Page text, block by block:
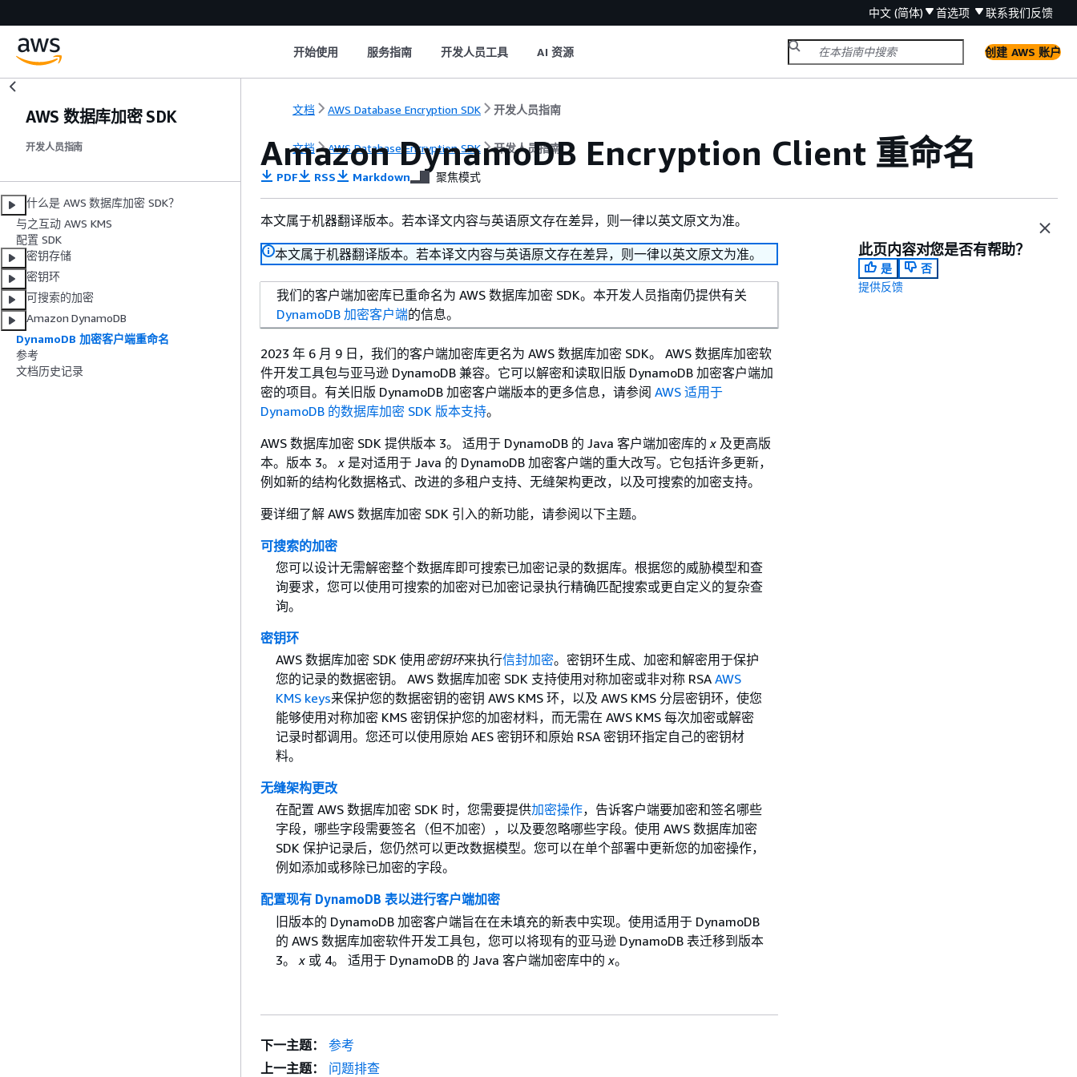
中文 (简体) 首选项 联系我们反馈
开始使用 服务指南 开发人员工具 AI 资源 创建 AWS 账户
AWS 数据库加密 SDK
开发人员指南
什么是 AWS 数据库加密 SDK？
与之互动 AWS KMS
配置 SDK
密钥存储
密钥环
可搜索的加密
Amazon DynamoDB
DynamoDB 加密客户端重命名
参考
文档历史记录
文档 AWS Database Encryption SDK 开发人员指南
文档 AWS Database Encryption SDK 开发人员指南
Amazon DynamoDB Encryption Client 重命名
PDF RSS Markdown 聚焦模式
本文属于机器翻译版本。若本译文内容与英语原文存在差异，则一律以英文原文为准。
本文属于机器翻译版本。若本译文内容与英语原文存在差异，则一律以英文原文为准。
我们的客户端加密库已重命名为 AWS 数据库加密 SDK。本开发人员指南仍提供有关
DynamoDB 加密客户端的信息。
2023 年 6 月 9 日，我们的客户端加密库更名为 AWS 数据库加密 SDK。 AWS 数据库加密软
件开发工具包与亚马逊 DynamoDB 兼容。它可以解密和读取旧版 DynamoDB 加密客户端加
密的项目。有关旧版 DynamoDB 加密客户端版本的更多信息，请参阅 AWS 适用于
DynamoDB 的数据库加密 SDK 版本支持。
AWS 数据库加密 SDK 提供版本 3。 适用于 DynamoDB 的 Java 客户端加密库的x 及更高版
本。版本 3。x 是对适用于 Java 的 DynamoDB 加密客户端的重大改写。它包括许多更新，
例如新的结构化数据格式、改进的多租户支持、无缝架构更改，以及可搜索的加密支持。
要详细了解 AWS 数据库加密 SDK 引入的新功能，请参阅以下主题。
可搜索的加密
您可以设计无需解密整个数据库即可搜索已加密记录的数据库。根据您的威胁模型和查
询要求，您可以使用可搜索的加密对已加密记录执行精确匹配搜索或更自定义的复杂查
询。
密钥环
AWS 数据库加密 SDK 使用 密钥环来执行信封加密。密钥环生成、加密和解密用于保护
您的记录的数据密钥。 AWS 数据库加密 SDK 支持使用对称加密或非对称 RSA AWS
KMS keys来保护您的数据密钥的密钥 AWS KMS 环，以及 AWS KMS 分层密钥环，使您
能够使用对称加密 KMS 密钥保护您的加密材料，而无需在 AWS KMS 每次加密或解密
记录时都调用。您还可以使用原始 AES 密钥环和原始 RSA 密钥环指定自己的密钥材
料。
无缝架构更改
在配置 AWS 数据库加密 SDK 时，您需要提供加密操作，告诉客户端要加密和签名哪些
字段，哪些字段需要签名（但不加密），以及要忽略哪些字段。使用 AWS 数据库加密
SDK 保护记录后，您仍然可以更改数据模型。您可以在单个部署中更新您的加密操作，
例如添加或移除已加密的字段。
配置现有 DynamoDB 表以进行客户端加密
旧版本的 DynamoDB 加密客户端旨在在未填充的新表中实现。使用适用于 DynamoDB
的 AWS 数据库加密软件开发工具包，您可以将现有的亚马逊 DynamoDB 表迁移到版本
3。 x或 4。 适用于 DynamoDB 的 Java 客户端加密库中的 x。
此页内容对您是否有帮助？
是
否
提供反馈
下一主题：
参考
上一主题：
问题排查